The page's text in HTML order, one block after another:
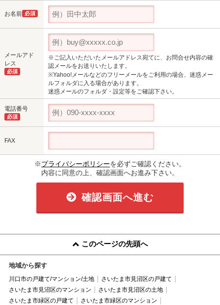
お名前 必須
メールアド
レス
必須
※ご記入いただいたメールアドレス宛てに、お問合せ内容の確
認メールをお送りいたします。
※Yahoo!メールなどのフリーメールをご利用の場合、迷惑メー
ルフォルダに入る場合があります。
迷惑メールのフォルダ・設定等をご確認下さい。
電話番号
必須
FAX
※プライバシーポリシーを必ずご確認ください。
内容に同意の上、確認画面へお進み下さい。
確認画面へ進む
このページの先頭へ
地域から探す
川口市の戸建て/マンション/土地
さいたま市見沼区の戸建て
さいたま市見沼区のマンション
さいたま市見沼区の土地
さいたま市緑区の戸建て
さいたま市緑区のマンション